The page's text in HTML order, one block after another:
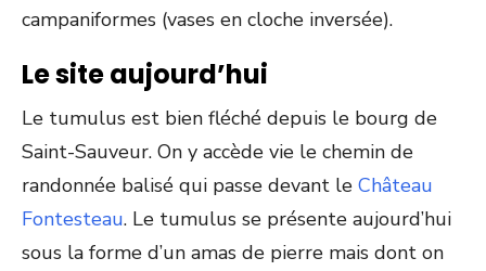
campaniformes (vases en cloche inversée).
Le site aujourd’hui
Le tumulus est bien fléché depuis le bourg de
Saint-Sauveur. On y accède vie le chemin de
randonnée balisé qui passe devant le Château
Fontesteau. Le tumulus se présente aujourd’hui
sous la forme d’un amas de pierre mais dont on